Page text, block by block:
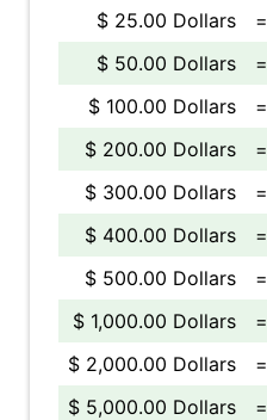
$ 25.00 Dollars
=
$ 50.00 Dollars
=
$ 100.00 Dollars
=
$ 200.00 Dollars
=
$ 300.00 Dollars
=
$ 400.00 Dollars
=
$ 500.00 Dollars
=
$ 1,000.00 Dollars
=
$ 2,000.00 Dollars
=
$ 5,000.00 Dollars
=